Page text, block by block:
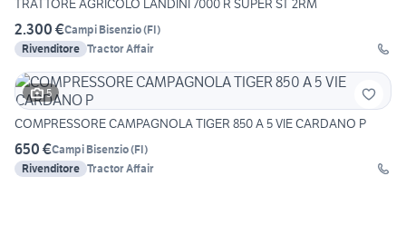
TRATTORE AGRICOLO LANDINI 7000 R SUPER ST 2RM
2.300 €Campi Bisenzio(FI)
Rivenditore Tractor Affair
5
COMPRESSORE CAMPAGNOLA TIGER 850 A 5 VIE CARDANO P
650 €Campi Bisenzio(FI)
Rivenditore Tractor Affair